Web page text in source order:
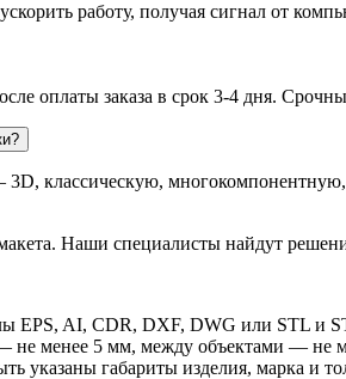
работу, получая сигнал от
оплаты заказа в срок 3-4 дня.
классическую,
Наши специалисты найдут
EPS, AI, CDR, DXF, DWG или STL и
не менее 5 мм, между объектами — не
указаны габариты изделия, марка и